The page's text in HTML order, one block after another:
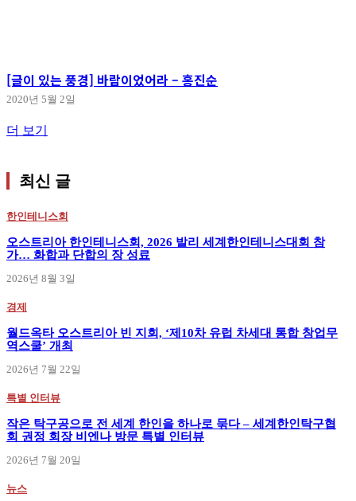
[글이 있는 풍경] 바람이었어라 – 홍진순
2020년 5월 2일
더 보기
최신 글
한인테니스회
오스트리아 한인테니스회, 2026 발리 세계한인테니스대회 참
가… 화합과 단합의 장 성료
2026년 8월 3일
경제
월드옥타 오스트리아 빈 지회, ‘제10차 유럽 차세대 통합 창업무
역스쿨’ 개최
2026년 7월 22일
특별 인터뷰
작은 탁구공으로 전 세계 한인을 하나로 묶다 – 세계한인탁구협
회 권정 회장 비엔나 방문 특별 인터뷰
2026년 7월 20일
뉴스